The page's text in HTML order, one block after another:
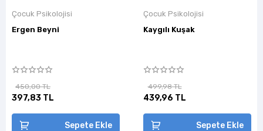
Çocuk Psikolojisi
Ergen Beyni
450,00 TL
397,83 TL
Sepete Ekle
Çocuk Psikolojisi
Kaygılı Kuşak
499,98 TL
439,96 TL
Sepete Ekle